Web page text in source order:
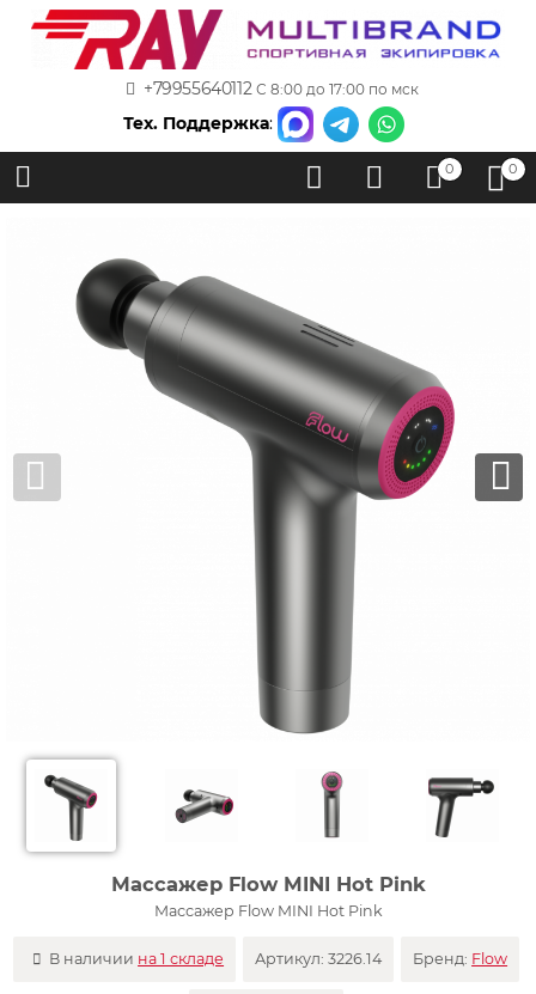
+79955640112 С 8:00 до 17:00 по мск
Тех. Поддержка:
0 0
Массажер Flow MINI Hot Pink
Массажер Flow MINI Hot Pink
В наличии на 1 складе Артикул:3226.14 Бренд: Flow